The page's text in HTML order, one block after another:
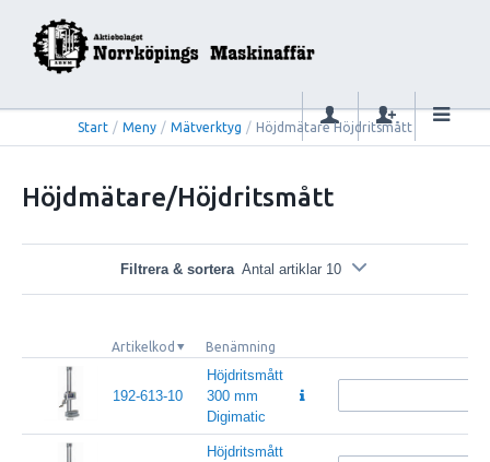
Start / Meny / Mätverktyg / Höjdmätare Höjdritsmått
Höjdmätare/Höjdritsmått
Filtrera & sortera Antal artiklar 10
Artikelkod Benämning
192-613-10
Höjdritsmått
300 mm
Digimatic
Höjdritsmått